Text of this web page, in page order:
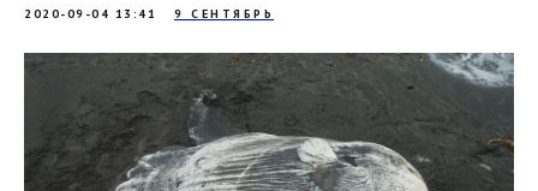
2020-09-04 13:41 9 СЕНТЯБРЬ